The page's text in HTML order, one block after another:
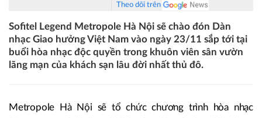
Theo dõi trên
Sofitel Legend Metropole Hà Nội sẽ chào đón Dàn
nhạc Giao hưởng Việt Nam vào ngày 23/11 sắp tới tại
buổi hòa nhạc độc quyền trong khuôn viên sân vườn
lãng mạn của khách sạn lâu đời nhất thủ đô.
Metropole Hà Nội sẽ tổ chức chương trình hòa nhạc